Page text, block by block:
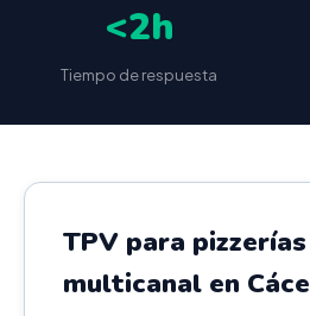
<2h
Tiempo de respuesta
TPV para
multicanal en